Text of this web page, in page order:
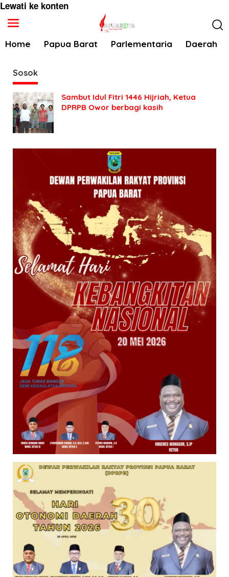
Lewati ke konten
Home Papua Barat Parlementaria Daerah
Sosok
Sambut Idul Fitri 1446 Hijriah, Ketua
DPRPB Owor berbagi kasih